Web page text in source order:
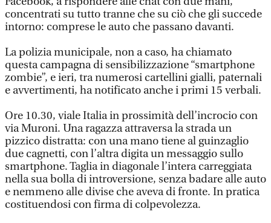
concentrati su tutto tranne che su ciò che gli succede
intorno: comprese le auto che passano davanti.
La polizia municipale, non a caso, ha chiamato
questa campagna di sensibilizzazione “smartphone
zombie”, e ieri, tra numerosi cartellini gialli, paternali
e avvertimenti, ha notificato anche i primi 15 verbali.
Ore 10.30, viale Italia in prossimità dell’incrocio con
via Muroni. Una ragazza attraversa la strada un
pizzico distratta: con una mano tiene al guinzaglio
due cagnetti, con l’altra digita un messaggio sullo
smartphone. Taglia in diagonale l’intera carreggiata
nella sua bolla di introversione, senza badare alle auto
e nemmeno alle divise che aveva di fronte. In pratica
costituendosi con firma di colpevolezza.